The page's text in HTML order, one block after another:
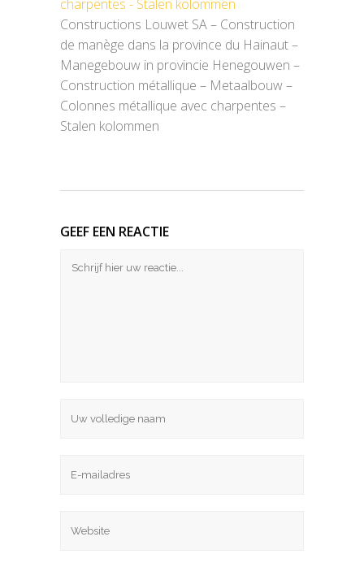
Constructions Louwet SA – Construction
de manège dans la province du Hainaut –
Manegebouw in provincie Henegouwen –
Construction métallique – Metaalbouw –
Colonnes métallique avec charpentes –
Stalen kolommen
GEEF EEN REACTIE